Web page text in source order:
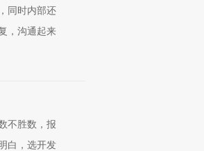
同时内部还
，沟通起来
不胜数，报
白，选开发